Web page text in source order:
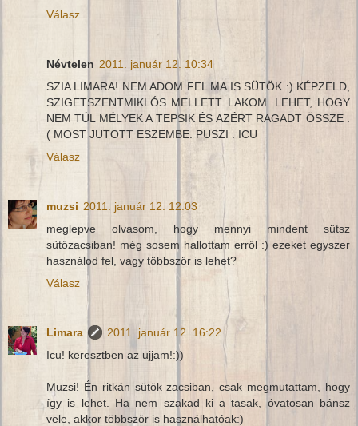
Válasz
Névtelen 2011. január 12. 10:34
SZIA LIMARA! NEM ADOM FEL MA IS SÜTÖK :) KÉPZELD,
SZIGETSZENTMIKLÓS MELLETT LAKOM. LEHET, HOGY
NEM TÚL MÉLYEK A TEPSIK ÉS AZÉRT RAGADT ÖSSZE :
( MOST JUTOTT ESZEMBE. PUSZI : ICU
Válasz
muzsi 2011. január 12. 12:03
meglepve olvasom, hogy mennyi mindent sütsz
sütőzacsiban! még sosem hallottam erről :) ezeket egyszer
használod fel, vagy többször is lehet?
Válasz
Limara
2011. január 12. 16:22
Icu! keresztben az ujjam!:))
Muzsi! Én ritkán sütök zacsiban, csak megmutattam, hogy
így is lehet. Ha nem szakad ki a tasak, óvatosan bánsz
vele, akkor többször is használhatóak:)